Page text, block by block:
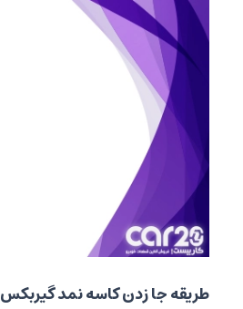
طریقه جا زدن کاسه نمد گیربکس